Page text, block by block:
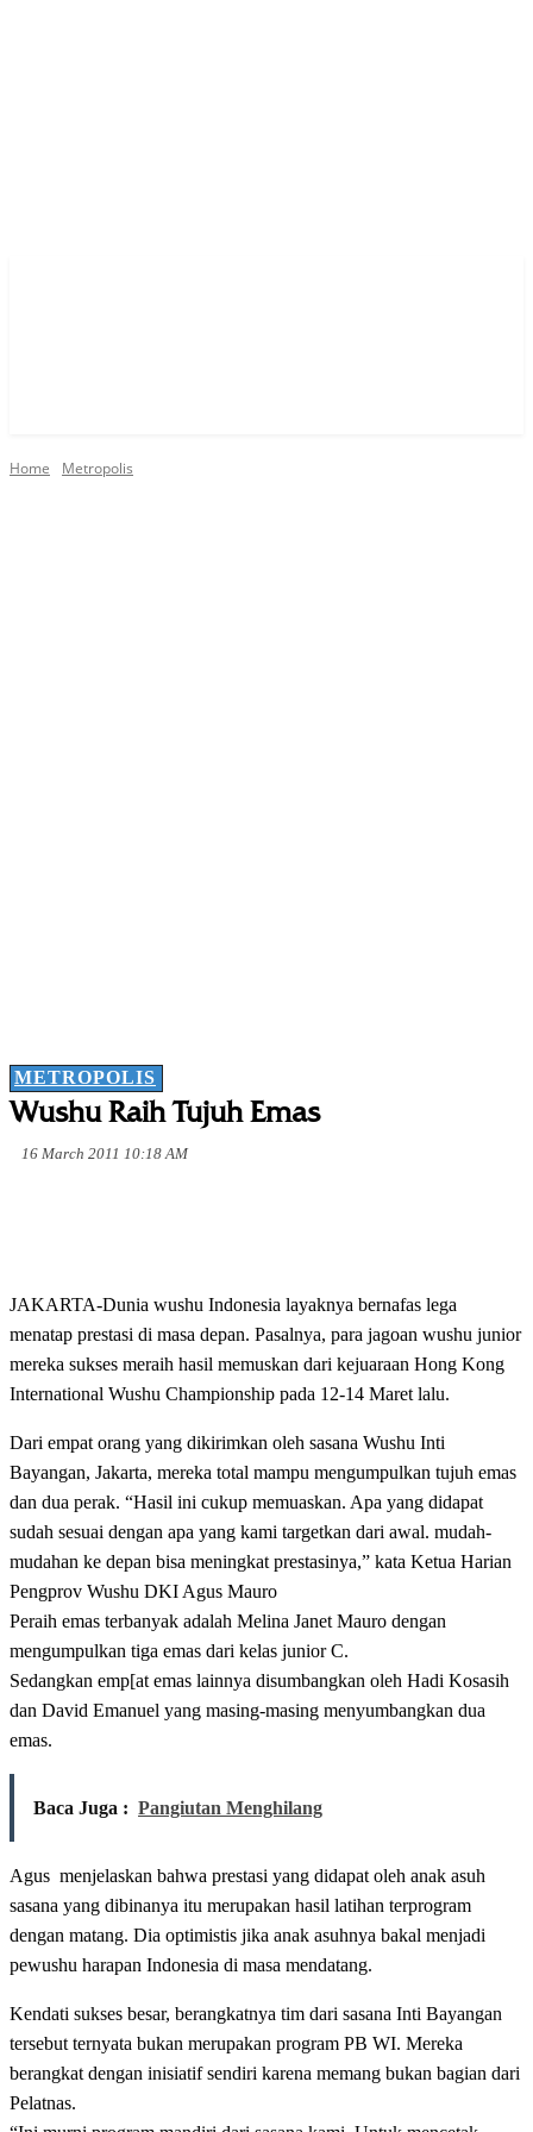
Home Metropolis
METROPOLIS
Wushu Raih Tujuh Emas
16 March 2011 10:18 AM
JAKARTA-Dunia wushu Indonesia layaknya bernafas lega
menatap prestasi di masa depan. Pasalnya, para jagoan wushu junior
mereka sukses meraih hasil memuskan dari kejuaraan Hong Kong
International Wushu Championship pada 12-14 Maret lalu.
Dari empat orang yang dikirimkan oleh sasana Wushu Inti
Bayangan, Jakarta, mereka total mampu mengumpulkan tujuh emas
dan dua perak. “Hasil ini cukup memuaskan. Apa yang didapat
sudah sesuai dengan apa yang kami targetkan dari awal. mudah-
mudahan ke depan bisa meningkat prestasinya,” kata Ketua Harian
Pengprov Wushu DKI Agus Mauro
Peraih emas terbanyak adalah Melina Janet Mauro dengan
mengumpulkan tiga emas dari kelas junior C.
Sedangkan emp[at emas lainnya disumbangkan oleh Hadi Kosasih
dan David Emanuel yang masing-masing menyumbangkan dua
emas.
Baca Juga : Pangiutan Menghilang
Agus menjelaskan bahwa prestasi yang didapat oleh anak asuh
sasana yang dibinanya itu merupakan hasil latihan terprogram
dengan matang. Dia optimistis jika anak asuhnya bakal menjadi
pewushu harapan Indonesia di masa mendatang.
Kendati sukses besar, berangkatnya tim dari sasana Inti Bayangan
tersebut ternyata bukan merupakan program PB WI. Mereka
berangkat dengan inisiatif sendiri karena memang bukan bagian dari
Pelatnas.